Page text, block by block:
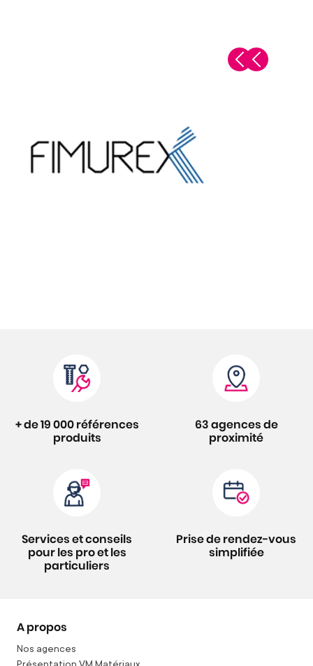
+ de 19 000 références
produits
63 agences de
proximité
Services et conseils
pour les pro et les
particuliers
Prise de rendez-vous
simplifiée
A propos
Nos agences